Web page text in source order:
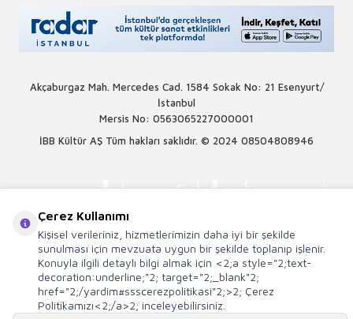
Akçaburgaz Mah. Mercedes Cad. 1584 Sokak No: 21 Esenyurt/
İstanbul
Mersis No: 0563065227000001
İBB Kültür AŞ Tüm hakları saklıdır. © 2024 08504808946
Çerez Kullanımı
Kişisel verileriniz, hizmetlerimizin daha iyi bir şekilde
sunulması için mevzuata uygun bir şekilde toplanıp işlenir.
Konuyla ilgili detaylı bilgi almak için <2;a style="2;text-
decoration:underline;"2; target="2;_blank"2;
href="2;/yardim#ssscerezpolitikasi"2;>2; Çerez
Politikamızı<2;/a>2; inceleyebilirsiniz.